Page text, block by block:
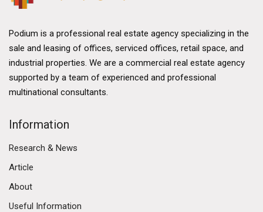
Podium is a professional real estate agency specializing in the
sale and leasing of offices, serviced offices, retail space, and
industrial properties. We are a commercial real estate agency
supported by a team of experienced and professional
multinational consultants.
Information
Research & News
Article
About
Useful Information